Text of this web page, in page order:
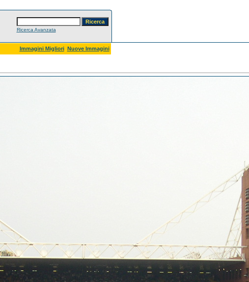
Ricerca Avanzata
Immagini Migliori Nuove Immagini